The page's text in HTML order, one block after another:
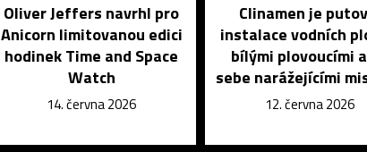
Oliver Jeffers navrhl pro
Anicorn limitovanou edici
hodinek Time and Space
Watch
14. června 2026
Clinamen je
instalace vodních
bílými plovoucími
sebe narážejícími
12. června 2026